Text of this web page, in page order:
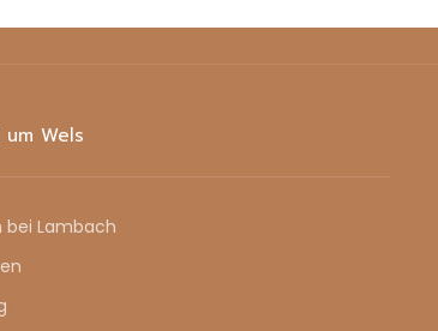
Wels
bei Lambach